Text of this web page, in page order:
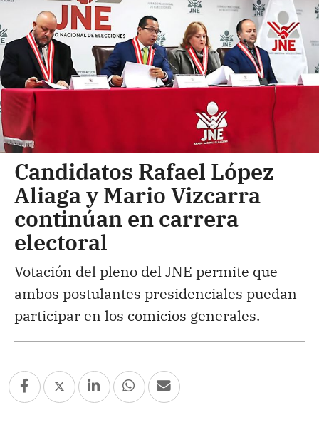
Candidatos Rafael López
Aliaga y Mario Vizcarra
continúan en carrera
electoral
Votación del pleno del JNE permite que
ambos postulantes presidenciales puedan
participar en los comicios generales.